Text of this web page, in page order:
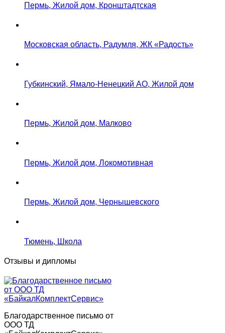
Пермь, Жилой дом, Кронштадтская
Московская область, Радумля, ЖК «Радость»
Губкинский, Ямало-Ненецкий АО, Жилой дом
Пермь, Жилой дом, Малково
Пермь, Жилой дом, Локомотивная
Пермь, Жилой дом, Чернышевского
Тюмень, Школа
Отзывы и дипломы
Благодарственное письмо от
ООО ТД